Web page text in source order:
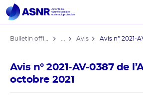
Avis Avis n° 2021-
Avis n° 2021-AV-0387 de
octobre 2021